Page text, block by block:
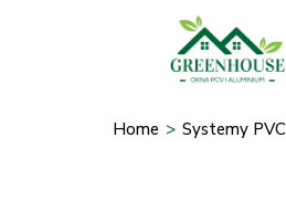
Home > Systemy PVC